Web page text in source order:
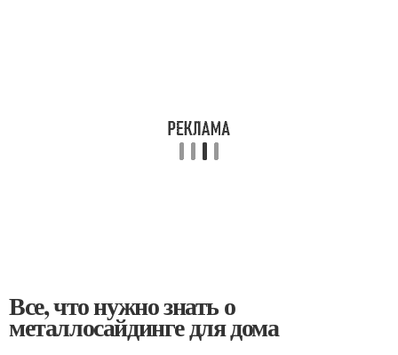
Все, что нужно знать о
металлосайдинге для дома